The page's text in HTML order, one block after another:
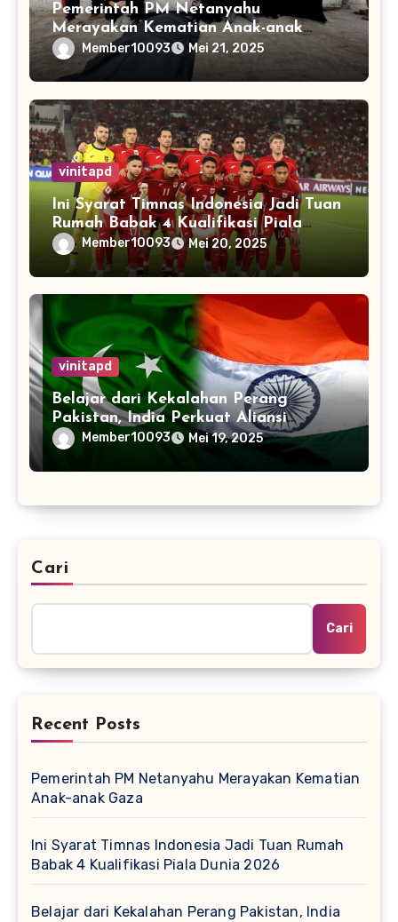
Pemerintah PM Netanyahu
Merayakan Kematian Anak-anak
GazaMember10093 Mei 21, 2025
vinitapd
Ini Syarat Timnas Indonesia Jadi Tuan
Rumah Babak 4 Kualifikasi Piala
Dunia 2026
Member10093 Mei 20, 2025
vinitapd
Belajar dari Kekalahan Perang
Pakistan, India Perkuat Aliansi
dengan 32 Negara
Member10093 Mei 19, 2025
Cari
Cari
Recent Posts
Pemerintah PM Netanyahu Merayakan Kematian
Anak-anak Gaza
Ini Syarat Timnas Indonesia Jadi Tuan Rumah
Babak 4 Kualifikasi Piala Dunia 2026
Belajar dari Kekalahan Perang Pakistan, India